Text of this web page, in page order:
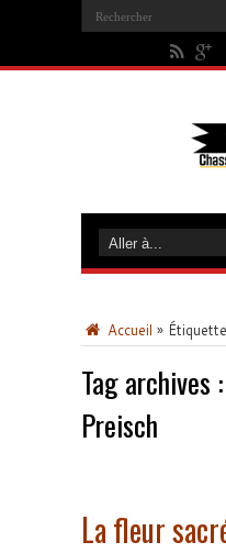
Accueil »
Tag archives :
Preisch
La fleur